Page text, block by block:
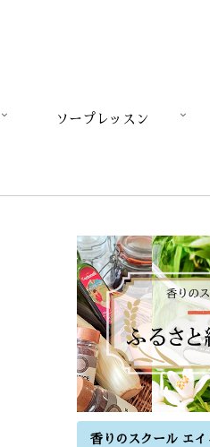
ソープレッスン
香りのスクール エ